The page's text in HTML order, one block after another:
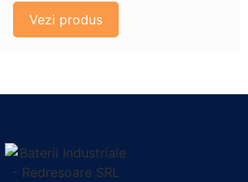
Vezi produs